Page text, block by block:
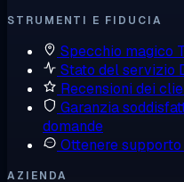
STRUMENTI E FIDUCIA
Specchio magico
Stato del servizio
Recensioni dei
Garanzia
domande
Ottenere supporto
AZIENDA